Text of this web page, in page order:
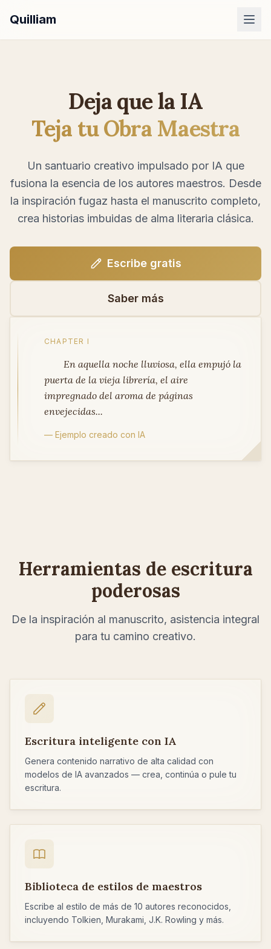
Quilliam
Sign In
Deja que la IA
Teja tu Obra Maestra
Un santuario creativo impulsado por IA que
fusiona la esencia de los autores maestros. Desde
la inspiración fugaz hasta el manuscrito completo,
crea historias imbuidas de alma literaria clásica.
Escribe gratis
Saber más
CHAPTER I
En aquella noche lluviosa, ella empujó la
puerta de la vieja librería, el aire
impregnado del aroma de páginas
envejecidas...
— Ejemplo creado con IA
Herramientas de escritura
poderosas
De la inspiración al manuscrito, asistencia integral
para tu camino creativo.
Escritura inteligente con IA
Genera contenido narrativo de alta calidad con
modelos de IA avanzados — crea, continúa o pule tu
escritura.
Biblioteca de estilos de maestros
Escribe al estilo de más de 10 autores reconocidos,
incluyendo Tolkien, Murakami, J.K. Rowling y más.